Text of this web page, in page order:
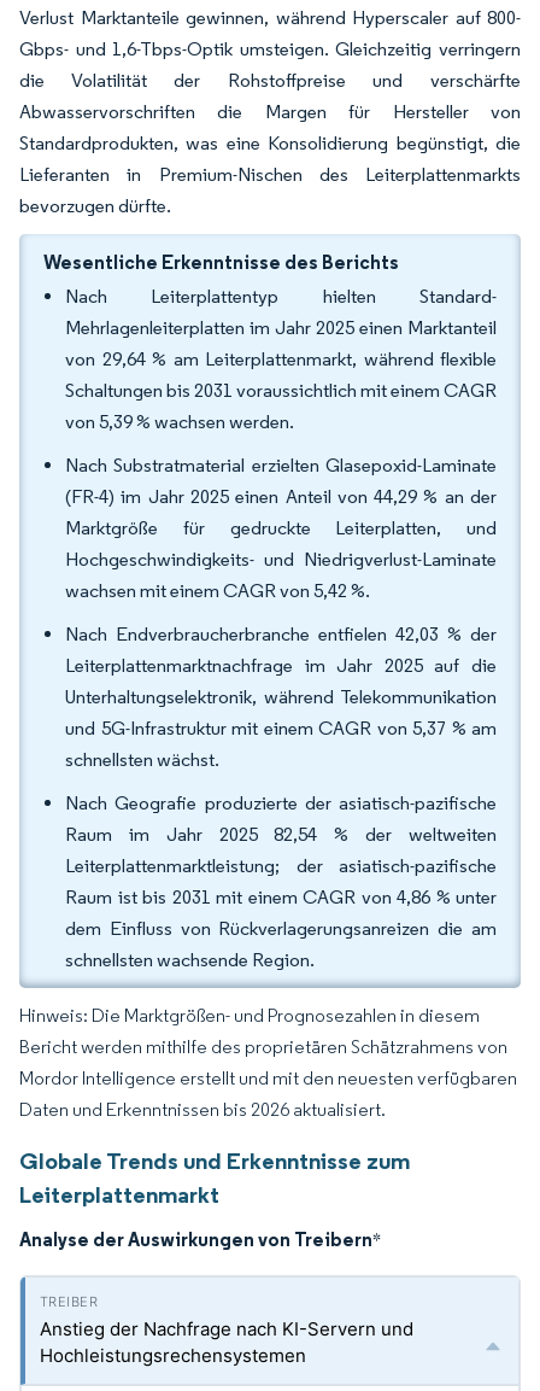
Verlust Marktanteile gewinnen, während Hyperscaler auf 800-
Gbps- und 1,6-Tbps-Optik umsteigen. Gleichzeitig verringern
die Volatilität der Rohstoffpreise und verschärfte
Abwasservorschriften die Margen für Hersteller von
Standardprodukten, was eine Konsolidierung begünstigt, die
Lieferanten in Premium-Nischen des Leiterplattenmarkts
bevorzugen dürfte.
Wesentliche Erkenntnisse des Berichts
Nach Leiterplattentyp hielten Standard-
Mehrlagenleiterplatten im Jahr 2025 einen Marktanteil
von 29,64 % am Leiterplattenmarkt, während flexible
Schaltungen bis 2031 voraussichtlich mit einem CAGR
von 5,39 % wachsen werden.
Nach Substratmaterial erzielten Glasepoxid-Laminate
(FR-4) im Jahr 2025 einen Anteil von 44,29 % an der
Marktgröße für gedruckte Leiterplatten, und
Hochgeschwindigkeits- und Niedrigverlust-Laminate
wachsen mit einem CAGR von 5,42 %.
Nach Endverbraucherbranche entfielen 42,03 % der
Leiterplattenmarktnachfrage im Jahr 2025 auf die
Unterhaltungselektronik, während Telekommunikation
und 5G-Infrastruktur mit einem CAGR von 5,37 % am
schnellsten wächst.
Nach Geografie produzierte der asiatisch-pazifische
Raum im Jahr 2025 82,54 % der weltweiten
Leiterplattenmarktleistung; der asiatisch-pazifische
Raum ist bis 2031 mit einem CAGR von 4,86 % unter
dem Einfluss von Rückverlagerungsanreizen die am
schnellsten wachsende Region.
Hinweis: Die Marktgrößen- und Prognosezahlen in diesem
Bericht werden mithilfe des proprietären Schätzrahmens von
Mordor Intelligence erstellt und mit den neuesten verfügbaren
Daten und Erkenntnissen bis 2026 aktualisiert.
Globale Trends und Erkenntnisse zum
Leiterplattenmarkt
Analyse der Auswirkungen von Treibern*
Anstieg der Nachfrage nach KI-Servern und
Hochleistungsrechensystemen